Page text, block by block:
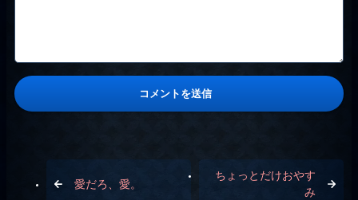
愛だろ、愛。
ちょっとだけおやす
み